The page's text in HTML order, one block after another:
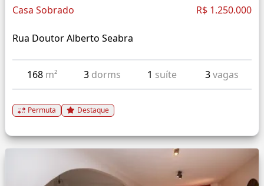
Casa Sobrado R$ 1.250.000
Rua Doutor Alberto Seabra
168 m² 3 dorms 1 suíte 3vagas
Permuta Destaque